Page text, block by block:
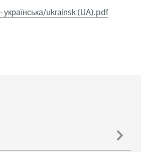
українська/ukrainsk (UA).pdf